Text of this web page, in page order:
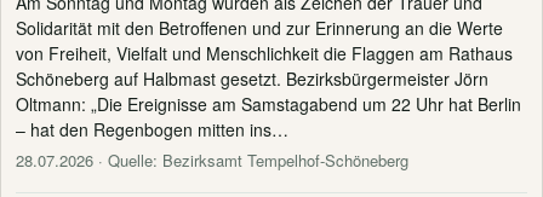
Solidarität mit den Betroffenen und zur Erinnerung an die Werte
von Freiheit, Vielfalt und Menschlichkeit die Flaggen am Rathaus
Schöneberg auf Halbmast gesetzt. Bezirksbürgermeister Jörn
Oltmann: „Die Ereignisse am Samstagabend um 22 Uhr hat Berlin
– hat den Regenbogen mitten ins…
28.07.2026 · Quelle: Bezirksamt Tempelhof-Schöneberg